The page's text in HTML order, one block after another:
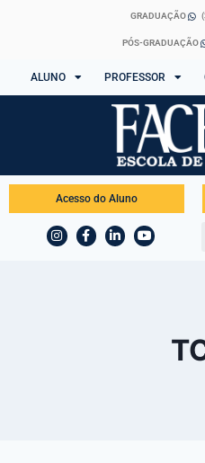
GRADUAÇÃO
PÓS-GRADUAÇÃO
ALUNO PROFESSOR
Acesso do Aluno